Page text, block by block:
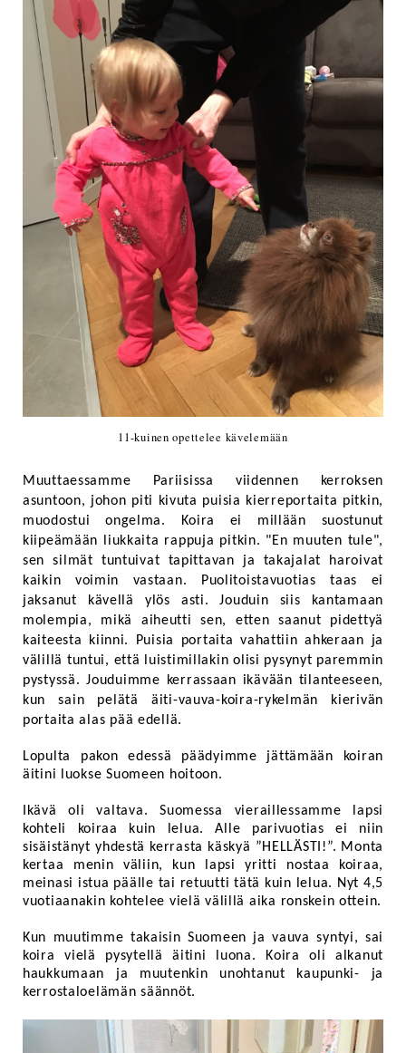
11-kuinen opettelee kävelemään
Muuttaessamme Pariisissa viidennen kerroksen
asuntoon, johon piti kivuta puisia kierreportaita pitkin,
muodostui ongelma. Koira ei millään suostunut
kiipeämään liukkaita rappuja pitkin. "En muuten tule",
sen silmät tuntuivat tapittavan ja takajalat haroivat
kaikin voimin vastaan. Puolitoistavuotias taas ei
jaksanut kävellä ylös asti. Jouduin siis kantamaan
molempia, mikä aiheutti sen, etten saanut pidettyä
kaiteesta kiinni. Puisia portaita vahattiin ahkeraan ja
välillä tuntui, että luistimillakin olisi pysynyt paremmin
pystyssä. Jouduimme kerrassaan ikävään tilanteeseen,
kun sain pelätä äiti-vauva-koira-rykelmän kierivän
portaita alas pää edellä.
Lopulta pakon edessä päädyimme jättämään koiran
äitini luokse Suomeen hoitoon.
Ikävä oli valtava. Suomessa vieraillessamme lapsi
kohteli koiraa kuin lelua. Alle parivuotias ei niin
sisäistänyt yhdestä kerrasta käskyä ”HELLÄSTI!”. Monta
kertaa menin väliin, kun lapsi yritti nostaa koiraa,
meinasi istua päälle tai retuutti tätä kuin lelua. Nyt 4,5
vuotiaanakin kohtelee vielä välillä aika ronskein ottein.
Kun muutimme takaisin Suomeen ja vauva syntyi, sai
koira vielä pysytellä äitini luona. Koira oli alkanut
haukkumaan ja muutenkin unohtanut kaupunki- ja
kerrostaloelämän säännöt.